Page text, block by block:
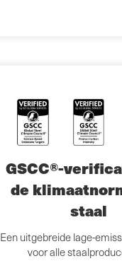
GSCC®-
de
staal
Een uitgebreide lage-
voor alle